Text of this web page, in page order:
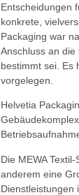
Entscheidungen
konkrete,
Packaging war
Anschluss an
bestimmt sei. Es
vorgelegen.
Helvetia
Die MEWA
anderem eine
Dienstleistungen